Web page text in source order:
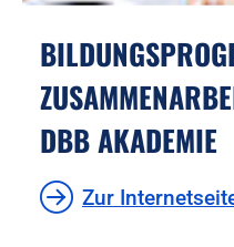
DBB AKADEMIE
Zur